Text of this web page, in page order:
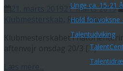
Unge ca. 15-21
Hold for voksne
Talentudviking
21. marts 2019
Resultater
Klubmesterskabet i
aftenvejr onsdag 20/3 […]